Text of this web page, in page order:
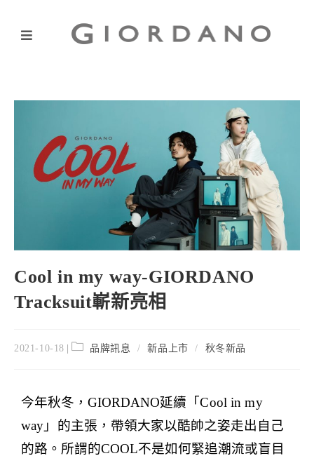
Cool in my way-GIORDANO
Tracksuit嶄新亮相
2021-10-18 品牌訊息 / 新品上市 / 秋冬新品
今年秋冬， GIORDANO延續「Cool in my
way 」的主張， 帶領大家以酷帥之姿走出自己
的路。所謂的COOL不是如何緊追潮流或盲目